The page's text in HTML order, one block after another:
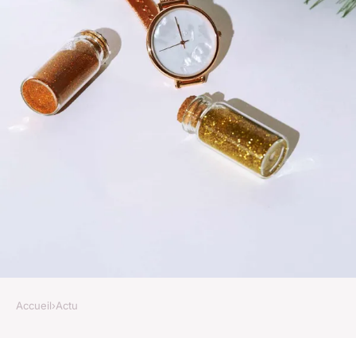
Accueil›Actu